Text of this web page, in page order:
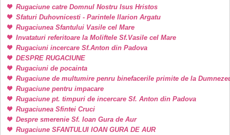
Rugaciune catre Domnul Nostru Isus Hristos
Sfaturi Duhovnicesti - Parintele Ilarion Argatu
Rugaciunea Sfantului Vasile cel Mare
Invataturi referitoare la Moliftele Sf.Vasile cel Mare
Rugaciuni incercare Sf.Anton din Padova
DESPRE RUGACIUNE
Rugaciuni de pocainta
Rugaciune de multumire penru binefacerile primite de la
Rugaciune pentru impacare
Rugaciune pt. timpuri de incercare Sf. Anton din Padova
Rugaciunea Sfintei Cruci
Despre smerenie Sf. Ioan Gura de Aur
Rugaciune SFANTULUI IOAN GURA DE AUR